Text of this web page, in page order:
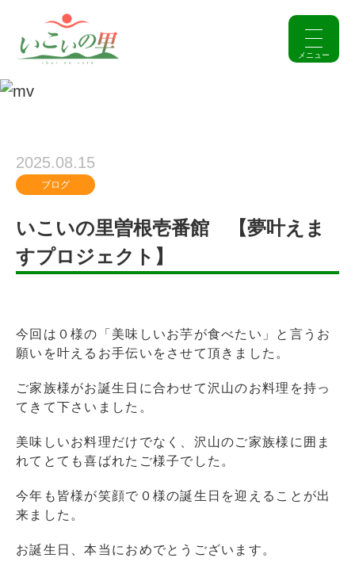
2025.08.15
ブログ
いこいの里曽根壱番館 【夢叶えま
すプロジェクト】
今回は０様の「美味しいお芋が食べたい」と言うお
願いを叶えるお手伝いをさせて頂きました。
ご家族様がお誕生日に合わせて沢山のお料理を持っ
てきて下さいました。
美味しいお料理だけでなく、沢山のご家族様に囲ま
れてとても喜ばれたご様子でした。
今年も皆様が笑顔で０様の誕生日を迎えることが出
来ました。
お誕生日、本当におめでとうございます。